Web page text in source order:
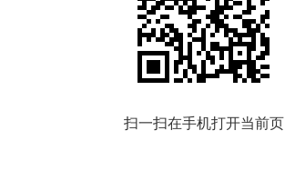
扫一扫在手机打开当前页